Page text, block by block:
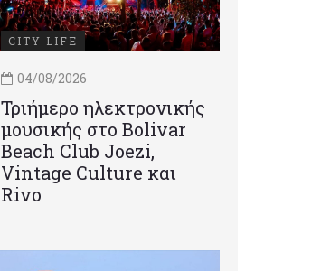
CITY LIFE
04/08/2026
Τριήμερο ηλεκτρονικής
μουσικής στο Bolivar
Beach Club Joezi,
Vintage Culture και
Rivo